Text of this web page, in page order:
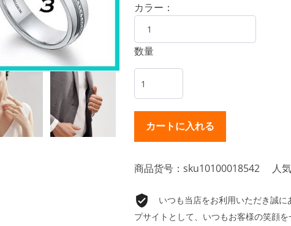
カラー：
数量
商品货号：sku10100018542 人
いつも当店をお利用いただき誠
プサイトとして、いつもお客様の笑顔